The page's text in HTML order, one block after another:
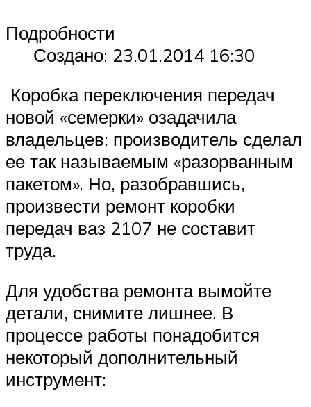
Подробности
Создано: 23.01.2014 16:30
Коробка переключения передач
новой «семерки» озадачила
владельцев: производитель сделал
ее так называемым «разорванным
пакетом». Но, разобравшись,
произвести ремонт коробки
передач ваз 2107 не составит
труда.
Для удобства ремонта вымойте
детали, снимите лишнее. В
процессе работы понадобится
некоторый дополнительный
инструмент: